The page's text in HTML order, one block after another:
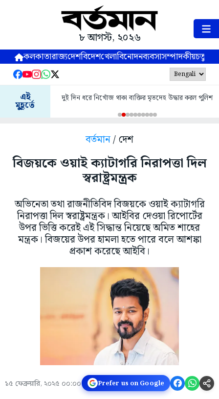
৮ আগস্ট, ২০২৬
কলকাতারাজ্যদেশবিদেশখেলাবিনোদনব্যবসাসম্পাদকীয়
এই
মুহূর্তে
দুই দিন ধরে নিখোঁজ থাকা ব্যক্তির মৃতদেহ উদ্ধার করল পুলিশ
বর্তমান/ দেশ
বিজয়কে ওয়াই ক্যাটাগরি নিরাপত্তা দিল
স্বরাষ্ট্রমন্ত্রক
অভিনেতা তথা রাজনীতিবিদ বিজয়কে ওয়াই ক্যাটাগরি
নিরাপত্তা দিল স্বরাষ্ট্রমন্ত্রক। আইবির দেওয়া রিপোর্টের
উপর ভিত্তি করেই এই সিদ্ধান্ত নিয়েছে অমিত শাহের
মন্ত্রক। বিজয়ের উপর হামলা হতে পারে বলে আশঙ্কা
প্রকাশ করেছে আইবি।
১৫ ফেব্রুয়ারি, ২০২৫ ০০:০০ Prefer us on Google